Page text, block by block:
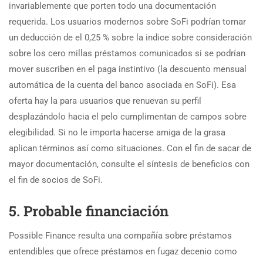
invariablemente que porten todo una documentación
requerida. Los usuarios modernos sobre SoFi podrían tomar
un deducción de el 0,25 % sobre la indice sobre consideración
sobre los cero millas préstamos comunicados si se podrí­an
mover suscriben en el paga instintivo (la descuento mensual
automática de la cuenta del banco asociada en SoFi). Esa
oferta hay la para usuarios que renuevan su perfil
desplazándolo hacia el pelo cumplimentan de campos sobre
elegibilidad. Si no le importa hacerse amiga de la grasa
aplican términos así­ como situaciones. Con el fin de sacar de
mayor documentación, consulte el síntesis de beneficios con
el fin de socios de SoFi.
5. Probable financiación
Possible Finance resulta una compañía sobre préstamos
entendibles que ofrece préstamos en fugaz decenio como